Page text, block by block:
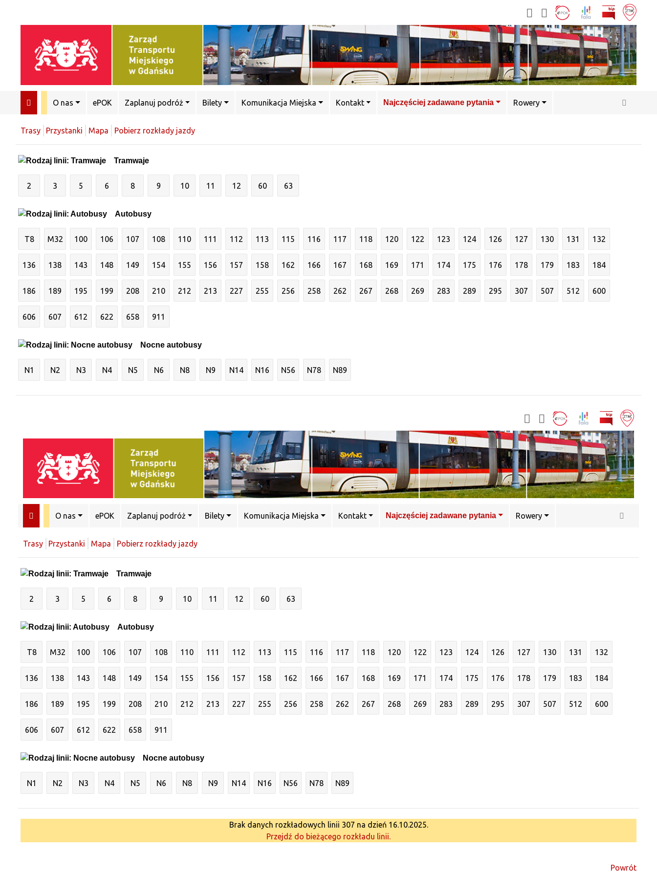
O nas ePOK Zaplanuj podróż Bilety Komunikacja Miejska Kontakt Najczęściej zadawane pytania Rowery
Trasy Przystanki Mapa Pobierz rozkłady jazdy
Tramwaje
2 3 5 6 8 9 10 11 12 60 63
Autobusy
T8 M32 100 106 107 108 110 111 112 113 115 116 117 118 120 122 123 124 126 127 130 131 132
136 138 143 148 149 154 155 156 157 158 162 166 167 168 169 171 174 175 176 178 179 183 184
186 189 195 199 208 210 212 213 227 255 256 258 262 267 268 269 283 289 295 307 507 512 600
606 607 612 622 658 911
Nocne autobusy
N1 N2 N3 N4 N5 N6 N8 N9 N14 N16 N56 N78 N89
O nas ePOK Zaplanuj podróż Bilety Komunikacja Miejska Kontakt Najczęściej zadawane pytania Rowery
Trasy Przystanki Mapa Pobierz rozkłady jazdy
Tramwaje
2 3 5 6 8 9 10 11 12 60 63
Autobusy
T8 M32 100 106 107 108 110 111 112 113 115 116 117 118 120 122 123 124 126 127 130 131 132
136 138 143 148 149 154 155 156 157 158 162 166 167 168 169 171 174 175 176 178 179 183 184
186 189 195 199 208 210 212 213 227 255 256 258 262 267 268 269 283 289 295 307 507 512 600
606 607 612 622 658 911
Nocne autobusy
N1 N2 N3 N4 N5 N6 N8 N9 N14 N16 N56 N78 N89
Brak danych rozkładowych linii 307 na dzień 16.10.2025.
Przejdź do bieżącego rozkładu linii.
Powrót